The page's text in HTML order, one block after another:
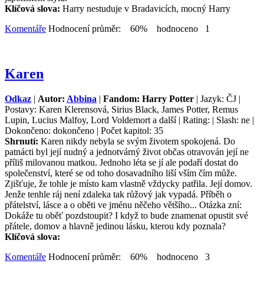
Klíčová slova: Harry nestuduje v Bradavicích, mocný Harry
Komentáře Hodnocení průměr: 60% hodnoceno 1
Karen
Odkaz | Autor: Abbina | Fandom: Harry Potter | Jazyk: ČJ |
Postavy: Karen Klerensová, Sirius Black, James Potter, Remus
Lupin, Lucius Malfoy, Lord Voldemort a další | Rating: | Slash: ne |
Dokončeno: dokončeno | Počet kapitol: 35
Shrnutí: Karen nikdy nebyla se svým životem spokojená. Do
patnácti byl její nudný a jednotvárný život občas otravován její ne
příliš milovanou matkou. Jednoho léta se jí ale podaří dostat do
společenství, které se od toho dosavadního liší vším čím může.
Zjišťuje, že tohle je místo kam vlastně vždycky patřila. Její domov.
Jenže tenhle ráj není zdaleka tak růžový jak vypadá. Příběh o
přátelství, lásce a o oběti ve jménu něčeho většího... Otázka zní:
Dokáže tu oběť pozdstoupit? I když to bude znamenat opustit své
přátele, domov a hlavně jedinou lásku, kterou kdy poznala?
Klíčová slova:
Komentáře Hodnocení průměr: 60% hodnoceno 3